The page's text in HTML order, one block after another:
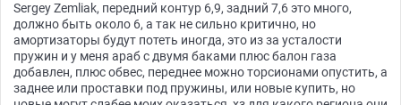
Sergey Zemliak, передний контур 6,9, задний 7,6 это много,
должно быть около 6, а так не сильно критично, но
амортизаторы будут потеть иногда, это из за усталости
пружин и у меня араб с двумя баками плюс балон газа
добавлен, плюс обвес, переднее можно торсионами опустить, а
заднее или проставки под пружины, или новые купить, но